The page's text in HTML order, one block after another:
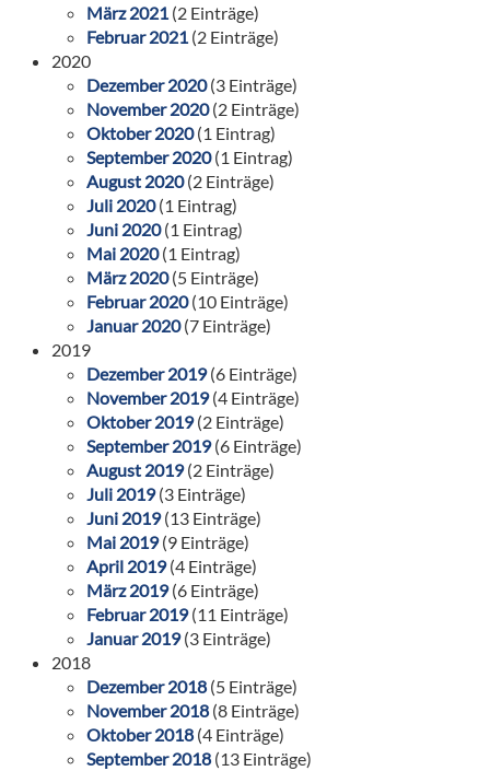
März 2021 (2 Einträge)
Februar 2021 (2 Einträge)
2020
Dezember 2020(3 Einträge)
November 2020(2 Einträge)
Oktober 2020(1 Eintrag)
September 2020(1 Eintrag)
August 2020(2 Einträge)
Juli 2020(1 Eintrag)
Juni 2020(1 Eintrag)
Mai 2020(1 Eintrag)
März 2020(5 Einträge)
Februar 2020(10 Einträge)
Januar 2020(7 Einträge)
2019
Dezember 2019(6 Einträge)
November 2019(4 Einträge)
Oktober 2019(2 Einträge)
September 2019(6 Einträge)
August 2019(2 Einträge)
Juli 2019(3 Einträge)
Juni 2019(13 Einträge)
Mai 2019(9 Einträge)
April 2019(4 Einträge)
März 2019(6 Einträge)
Februar 2019(11 Einträge)
Januar 2019(3 Einträge)
2018
Dezember 2018(5 Einträge)
November 2018(8 Einträge)
Oktober 2018(4 Einträge)
September 2018(13 Einträge)